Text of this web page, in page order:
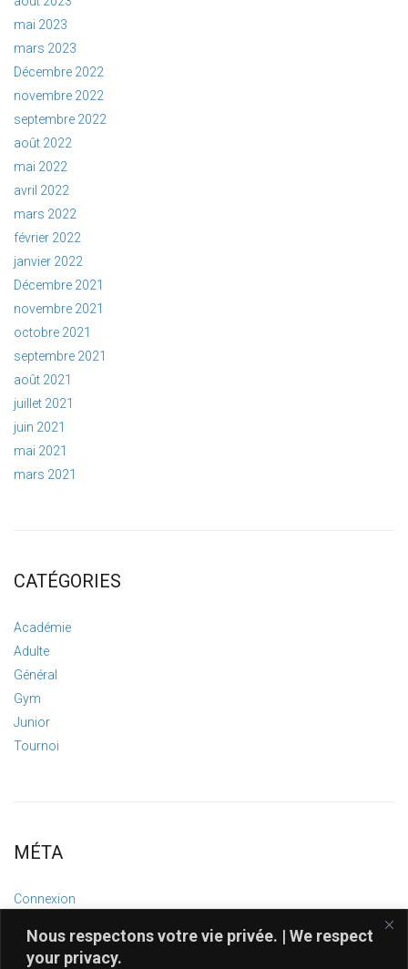
Nous respectons votre vie privée. | We respect
your privacy.
mai 2023
mars 2023
Décembre 2022
novembre 2022
septembre 2022
août 2022
mai 2022
avril 2022
mars 2022
février 2022
janvier 2022
Décembre 2021
novembre 2021
octobre 2021
septembre 2021
août 2021
juillet 2021
juin 2021
mai 2021
mars 2021
CATÉGORIES
Académie
Adulte
Général
Gym
Junior
Tournoi
MÉTA
Connexion
Flux des commentaires